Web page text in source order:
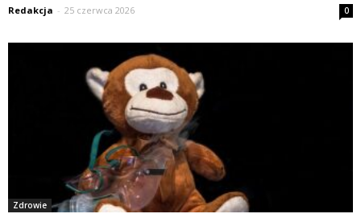
Redakcja - 25 czerwca 2026 0
Zdrowie